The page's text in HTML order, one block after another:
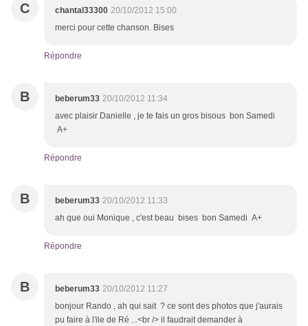
C chantal33300 20/10/2012 15:00
merci pour cette chanson. Bises
Répondre
B beberum33 20/10/2012 11:34
avec plaisir Danielle , je te fais un gros bisous bon Samedi
A+
Répondre
B beberum33 20/10/2012 11:33
ah que oui Monique , c'est beau bises bon Samedi A+
Répondre
B beberum33 20/10/2012 11:27
bonjour Rando , ah qui sait ? ce sont des photos que j'aurais
pu faire à l'ile de Ré ...<br /> il faudrait demander à